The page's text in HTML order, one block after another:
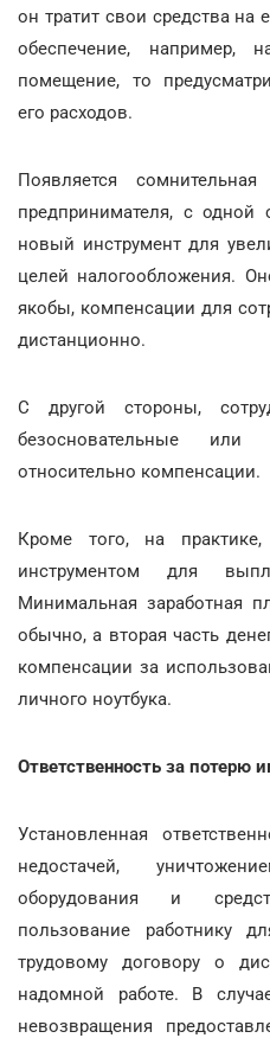
он тратит свои средства на
обеспечение, например,
помещение, то
его расходов.
Появляется
предпринимателя, с одной
новый инструмент для
целей налогообложения.
якобы, компенсации для
дистанционно.
С другой стороны,
безосновательные или
относительно компенсации.
Кроме того, на
инструментом для
Минимальная заработная
обычно, а вторая часть
компенсации за
личного ноутбука.
Ответственность за потерю
Установленная
недостачей,
оборудования и
пользование работнику
трудовому договору о
надомной работе. В
невозвращения